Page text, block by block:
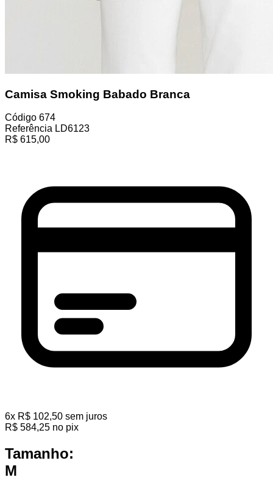
Camisa Smoking Babado Branca
Código 674
Referência LD6123
R$ 615,00
6x R$ 102,50 sem juros
R$ 584,25 no pix
Tamanho:
M